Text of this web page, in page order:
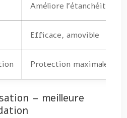
Améliore l’étanchéité,
Efficace, amovible
Protection maximale,
– meilleure